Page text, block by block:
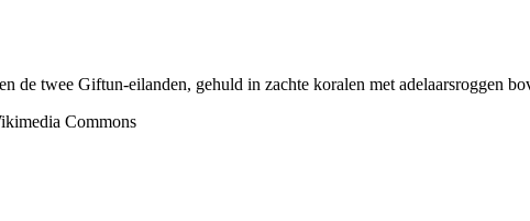
de twee Giftun-eilanden, gehuld in zachte koralen met adelaarsroggen
Commons